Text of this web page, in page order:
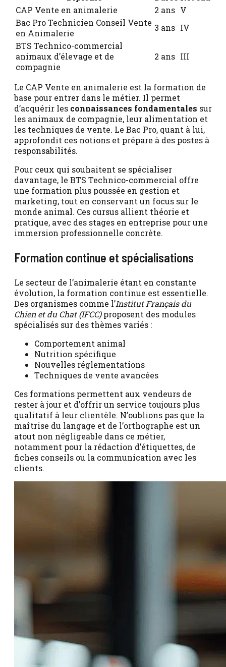
CAP Vente en animalerie
2 ans V
Bac Pro Technicien Conseil Vente
en Animalerie
3 ans IV
BTS Technico-commercial
animaux d’élevage et de
compagnie
2 ans III
Le CAP Vente en animalerie est la formation de
base pour entrer dans le métier. Il permet
d’acquérir les connaissances fondamentales sur
les animaux de compagnie, leur alimentation et
les techniques de vente. Le Bac Pro, quant à lui,
approfondit ces notions et prépare à des postes à
responsabilités.
Pour ceux qui souhaitent se spécialiser
davantage, le BTS Technico-commercial offre
une formation plus poussée en gestion et
marketing, tout en conservant un focus sur le
monde animal. Ces cursus allient théorie et
pratique, avec des stages en entreprise pour une
immersion professionnelle concrète.
Formation continue et spécialisations
Le secteur de l’animalerie étant en constante
évolution, la formation continue est essentielle.
Des organismes comme l’Institut Français du
Chien et du Chat (IFCC)proposent des modules
spécialisés sur des thèmes variés :
Comportement animal
Nutrition spécifique
Nouvelles réglementations
Techniques de vente avancées
Ces formations permettent aux vendeurs de
rester à jour et d’offrir un service toujours plus
qualitatif à leur clientèle. N’oublions pas que la
maîtrise du langage et de l’orthographe est un
atout non négligeable dans ce métier,
notamment pour la rédaction d’étiquettes, de
fiches conseils ou la communication avec les
clients.